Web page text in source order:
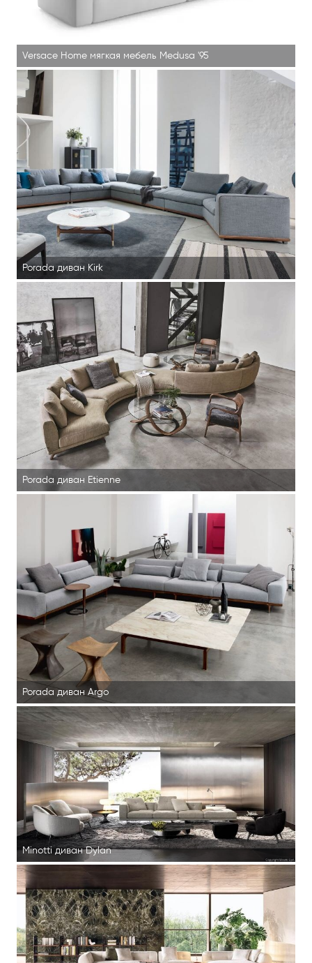
Versace Home мягкая мебель Medusa '95
Porada диван Kirk
Porada диван Etienne
Porada диван Argo
Minotti диван Dylan